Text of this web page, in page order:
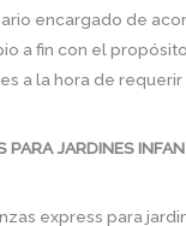
encargado de
a fin con el
a la hora de requerir
PARA JARDINES
express para